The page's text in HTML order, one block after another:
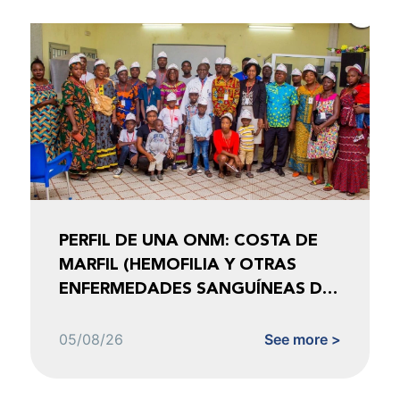
PERFIL DE UNA ONM: COSTA DE
MARFIL (HEMOFILIA Y OTRAS
ENFERMEDADES SANGUÍNEAS DE
05/08/26 See more >